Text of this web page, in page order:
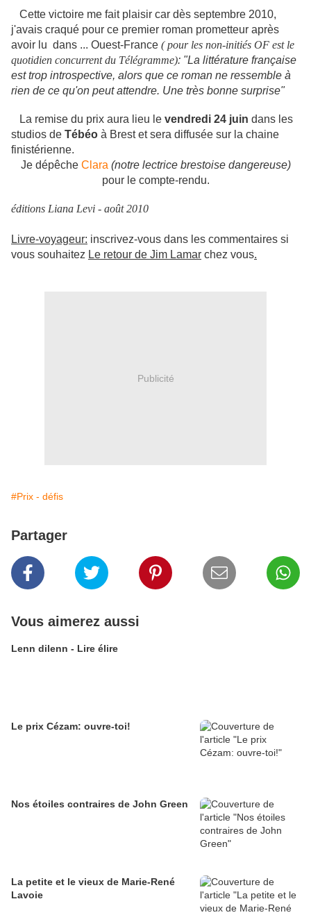
Cette victoire me fait plaisir car dès septembre 2010,
j'avais craqué pour ce premier roman prometteur après
avoir lu dans ... Ouest-France ( pour les non-initiés OF est le
quotidien concurrent du Télégramme): "La littérature française
est trop introspective, alors que ce roman ne ressemble à
rien de ce qu'on peut attendre. Une très bonne surprise"
La remise du prix aura lieu le vendredi 24 juin dans les
studios de Tébéo à Brest et sera diffusée sur la chaine
finistérienne.
Je dépêche Clara (notre lectrice brestoise dangereuse)
pour le compte-rendu.
éditions Liana Levi - août 2010
Livre-voyageur: inscrivez-vous dans les commentaires si
vous souhaitez Le retour de Jim Lamar chez vous.
Publicité
#Prix - défis
Partager
Vous aimerez aussi
Lenn dilenn - Lire élire
Le prix Cézam: ouvre-toi!
Nos étoiles contraires de John Green
La petite et le vieux de Marie-René
Lavoie